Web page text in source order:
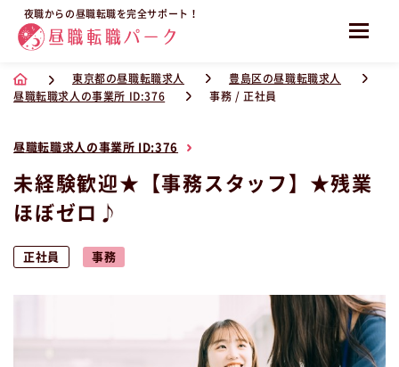
夜職からの昼職転職を完全サポート！
東京都の昼職転職求人
豊島区の昼職転職求人
昼職転職求人の事業所 ID:376
事務 / 正社員
昼職転職求人の事業所 ID:376
未経験歓迎★【事務スタッフ】★残業
ほぼゼロ♪
正社員 事務